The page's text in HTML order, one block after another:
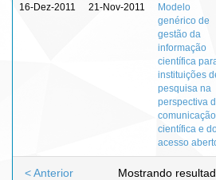
16-Dez-2011 21-Nov-2011
Modelo
genérico de
gestão da
informação
científica
instituições
pesquisa na
perspectiva
comunicação
científica e
acesso
Mostrando
< Anterior